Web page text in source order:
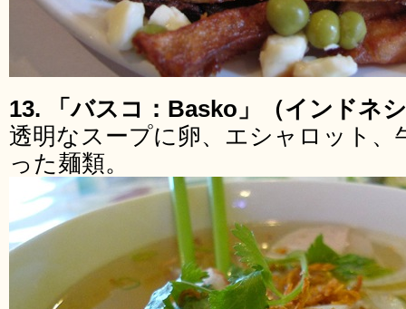
13. 「バスコ：Basko」（インドネ
透明なスープに卵、エシャロット、
った麺類。